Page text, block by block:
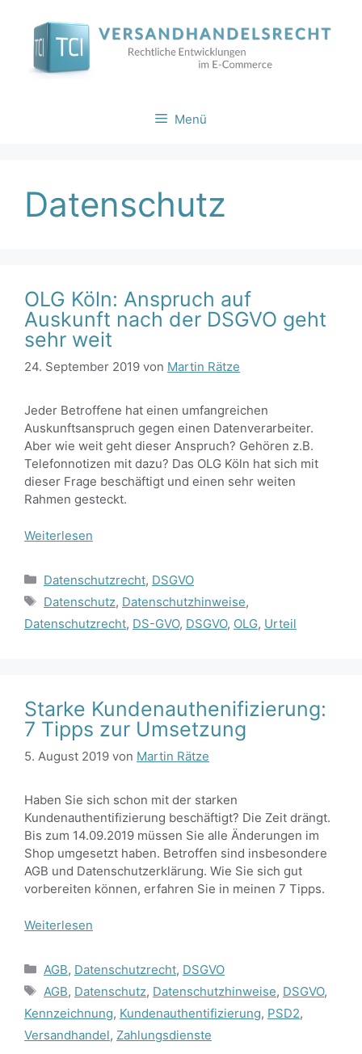
springen
Menü
Datenschutz
OLG Köln: Anspruch auf
Auskunft nach der DSGVO geht
sehr weit
24. September 2019 von Martin Rätze
Jeder Betroffene hat einen umfangreichen
Auskunftsanspruch gegen einen Datenverarbeiter.
Aber wie weit geht dieser Anspruch? Gehören z.B.
Telefonnotizen mit dazu? Das OLG Köln hat sich mit
dieser Frage beschäftigt und einen sehr weiten
Rahmen gesteckt.
Weiterlesen
Kategorien
Datenschutzrecht, DSGVO
Schlagwörter
Datenschutz, Datenschutzhinweise,
Datenschutzrecht, DS-GVO, DSGVO, OLG, Urteil
Starke Kundenauthenifizierung:
7 Tipps zur Umsetzung
5. August 2019 von Martin Rätze
Haben Sie sich schon mit der starken
Kundenauthentifizierung beschäftigt? Die Zeit drängt.
Bis zum 14.09.2019 müssen Sie alle Änderungen im
Shop umgesetzt haben. Betroffen sind insbesondere
AGB und Datenschutzerklärung. Wie Sie sich gut
vorbereiten können, erfahren Sie in meinen 7 Tipps.
Weiterlesen
Kategorien
AGB, Datenschutzrecht, DSGVO
Schlagwörter
AGB, Datenschutz, Datenschutzhinweise, DSGVO,
Kennzeichnung, Kundenauthentifizierung, PSD2,
Versandhandel, Zahlungsdienste